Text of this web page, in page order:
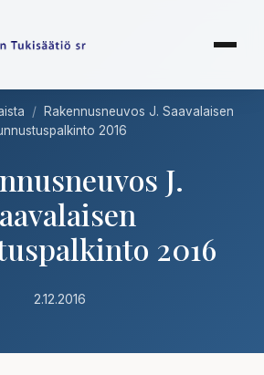
/
Rakennusneuvos J. Saavalaisen
2016
J.
2016
2.12.2016